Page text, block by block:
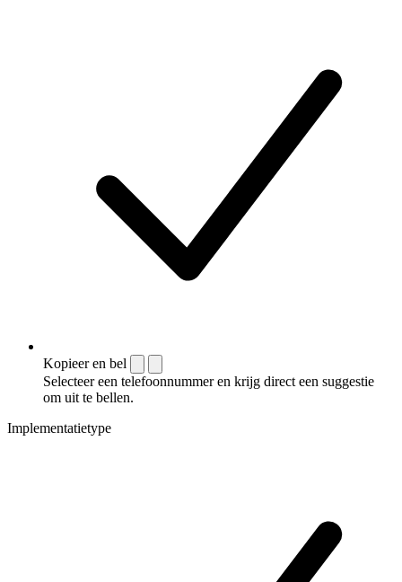
Kopieer en bel
Selecteer een telefoonnummer en krijg direct een suggestie
om uit te bellen.
Implementatietype